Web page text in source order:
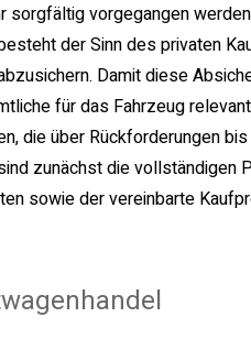
vorgegangen
der Sinn des privaten
Damit diese
für das Fahrzeug
die über Rückforderungen
zunächst die vollständigen
sowie der vereinbarte